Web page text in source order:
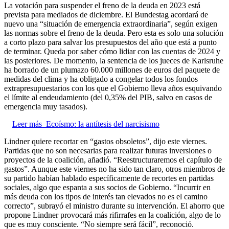
La votación para suspender el freno de la deuda en 2023 está
prevista para mediados de diciembre. El Bundestag acordará de
nuevo una “situación de emergencia extraordinaria”, según exigen
las normas sobre el freno de la deuda. Pero esta es solo una solución
a corto plazo para salvar los presupuestos del año que está a punto
de terminar. Queda por saber cómo lidiar con las cuentas de 2024 y
las posteriores. De momento, la sentencia de los jueces de Karlsruhe
ha borrado de un plumazo 60.000 millones de euros del paquete de
medidas del clima y ha obligado a congelar todos los fondos
extrapresupuestarios con los que el Gobierno lleva años esquivando
el límite al endeudamiento (del 0,35% del PIB, salvo en casos de
emergencia muy tasados).
Leer más Ecoísmo: la antítesis del narcisismo
Lindner quiere recortar en “gastos obsoletos”, dijo este viernes.
Partidas que no son necesarias para realizar futuras inversiones o
proyectos de la coalición, añadió. “Reestructuraremos el capítulo de
gastos”. Aunque este viernes no ha sido tan claro, otros miembros de
su partido habían hablado específicamente de recortes en partidas
sociales, algo que espanta a sus socios de Gobierno. “Incurrir en
más deuda con los tipos de interés tan elevados no es el camino
correcto”, subrayó el ministro durante su intervención. El ahorro que
propone Lindner provocará más rifirrafes en la coalición, algo de lo
que es muy consciente. “No siempre será fácil”, reconoció.